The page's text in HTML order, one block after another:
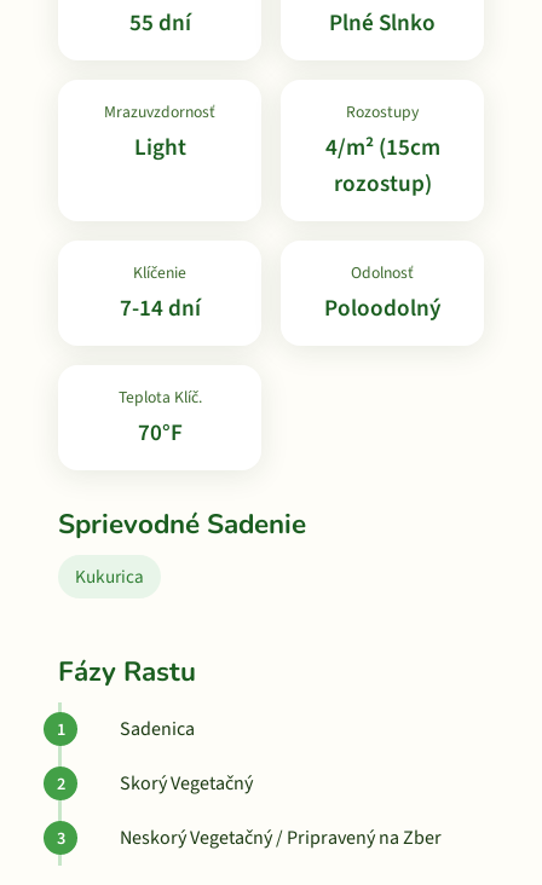
55 dní Plné Slnko
Mrazuvzdornosť
Light
Rozostupy
4/m² (15cm
rozostup)
Klíčenie
7-14 dní
Odolnosť
Poloodolný
Teplota Klíč.
70°F
Sprievodné Sadenie
Kukurica
Fázy Rastu
Sadenica
Skorý Vegetačný
Neskorý Vegetačný / Pripravený na Zber